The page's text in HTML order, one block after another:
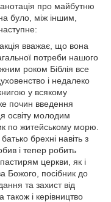
про майбутню
було, між іншим,
вважає, що вона
потреби нашого
роком Біблія все
і недалеко
у всякому
почин введення
освіту молодим
по житейському морю.
брехні навіть з
і тепер робить
церкви, як і
Божого, посібник до
та захист від
також і керівництво